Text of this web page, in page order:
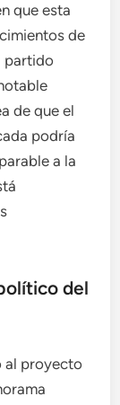
que esta
de
partido
de que el
podría
a la
del
al proyecto